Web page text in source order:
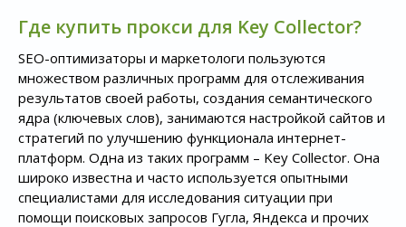
Где купить прокси для Key Collector?
SEO-оптимизаторы и маркетологи пользуются
множеством различных программ для отслеживания
результатов своей работы, создания семантического
ядра (ключевых слов), занимаются настройкой сайтов и
стратегий по улучшению функционала интернет-
платформ. Одна из таких программ – Key Collector. Она
широко известна и часто используется опытными
специалистами для исследования ситуации при
помощи поисковых запросов Гугла, Яндекса и прочих